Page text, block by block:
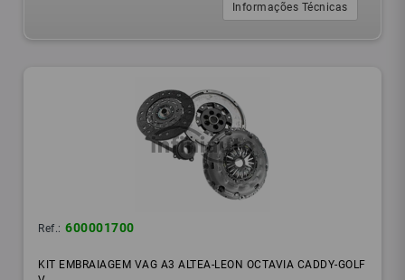
Informações Técnicas
Ref.: 600001700
KIT EMBRAIAGEM VAG A3 ALTEA-LEON OCTAVIA CADDY-GOLF